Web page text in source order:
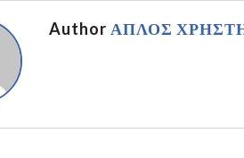
Author ΑΠΛΟΣ